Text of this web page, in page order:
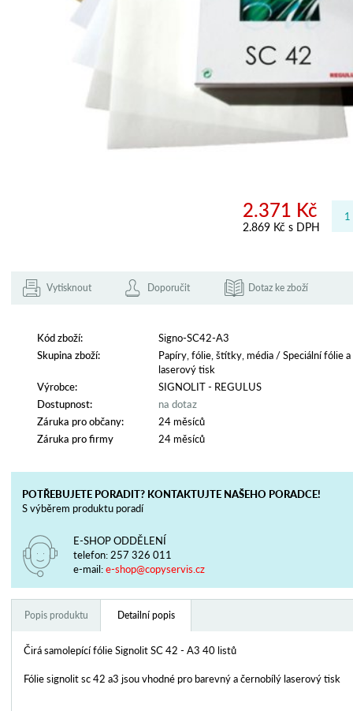
2.371 Kč
2.869 Kč s DPH
Vytisknout Doporučit Dotaz ke zboží
Kód zboží:
Signo-SC42-A3
Skupina zboží:
Papíry, fólie, štítky, média /Speciální fólie
laserový tisk
Výrobce:
SIGNOLIT - REGULUS
Dostupnost:
na dotaz
Záruka pro občany:
24 měsíců
Záruka pro firmy
24 měsíců
POTŘEBUJETE PORADIT? KONTAKTUJTE NAŠEHO PORADCE!
S výběrem produktu poradí
E-SHOP ODDĚLENÍ
telefon: 257 326 011
e-mail:e-shop@copyservis.cz
Popis produktu Detailní popis
Čirá samolepící fólie Signolit SC 42 - A3 40 listů
Fólie signolit sc 42 a3 jsou vhodné pro barevný a černobílý laserový tisk